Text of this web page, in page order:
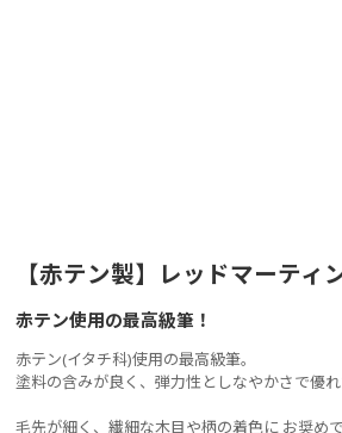
【赤テン製】レッドマーテ
赤テン使用の最高級筆！
赤テン(イタチ科)使用の最高級筆。
塗料の含みが良く、弾力性としなやかさで優れ
毛先が細く、繊細な木目や柄の着色に お奨めで